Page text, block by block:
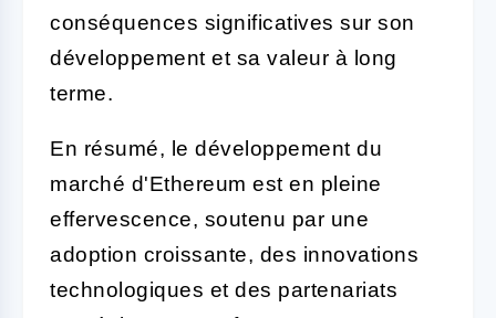
conséquences significatives sur son
développement et sa valeur à long
terme.
En résumé, le développement du
marché d'Ethereum est en pleine
effervescence, soutenu par une
adoption croissante, des innovations
technologiques et des partenariats